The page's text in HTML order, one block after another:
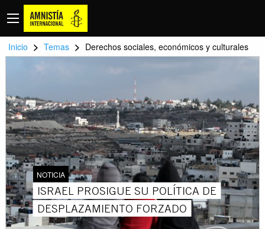
Inicio > Temas > Derechos sociales, económicos y culturales
NOTICIA
ISRAEL PROSIGUE SU POLÍTICA DE
DESPLAZAMIENTO FORZADO